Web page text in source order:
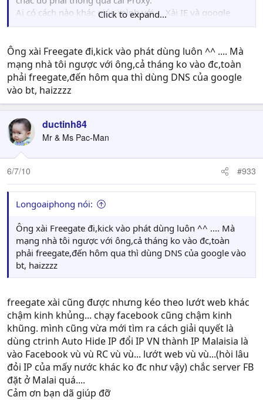
Ai có cách nào khác giúp mình với.... Xài IE và google
chrom hệ điều hành Win 7 pro
Click to expand...
Ông xài Freegate đi,kick vào phát dùng luôn ^^ .... Mà
mạng nhà tôi ngược với ông,cả tháng ko vào đc,toàn
phải freegate,đến hôm qua thì dùng DNS của google
vào bt, haizzzz
ductinh84
Mr & Ms Pac-Man
6/7/10 #933
Longoaiphong nói:
Ông xài Freegate đi,kick vào phát dùng luôn ^^ .... Mà
mạng nhà tôi ngược với ông,cả tháng ko vào đc,toàn
phải freegate,đến hôm qua thì dùng DNS của google vào
bt, haizzzz
freegate xài cũng được nhưng kéo theo lướt web khác
chậm kinh khủng... chạy facebook cũng chậm kinh
khũng. mình cũng vừa mới tìm ra cách giải quyết là
dùng ctrinh Auto Hide IP đổi IP VN thành IP Malaisia là
vào Facebook vù vù RC vù vù... lướt web vù vù...(hòi lâu
đỏi IP của mấy nước khác ko đc như vậy) chắc server FB
đặt ở Malai quá....
Cảm ơn bạn dã giúp đỡ